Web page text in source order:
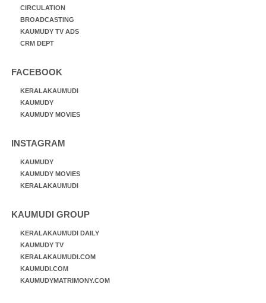
CIRCULATION
BROADCASTING
KAUMUDY TV ADS
CRM DEPT
FACEBOOK
KERALAKAUMUDI
KAUMUDY
KAUMUDY MOVIES
INSTAGRAM
KAUMUDY
KAUMUDY MOVIES
KERALAKAUMUDI
KAUMUDI GROUP
KERALAKAUMUDI DAILY
KAUMUDY TV
KERALAKAUMUDI.COM
KAUMUDI.COM
KAUMUDYMATRIMONY.COM